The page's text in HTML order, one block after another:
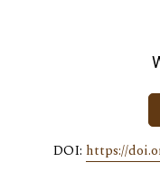
DOI: https://